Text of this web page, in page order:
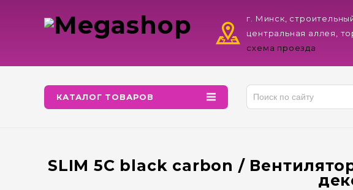
г. Минск,
центральная аллея,
схема проезда
КАТАЛОГ ТОВАРОВ
SLIM 5C black carbon /